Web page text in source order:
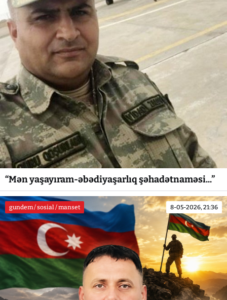
“Mən yaşayıram-əbədiyaşarlıq şəhadətnaməsi...”
gundem / sosial / manset 8-05-2026, 21:36